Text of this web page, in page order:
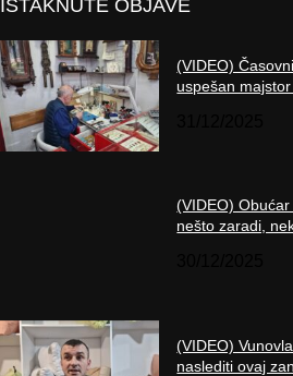
ISTAKNUTE OBJAVE
(VIDEO)
uspešan
(VIDEO)
nešto zaradi,
(VIDEO)
naslediti ovaj